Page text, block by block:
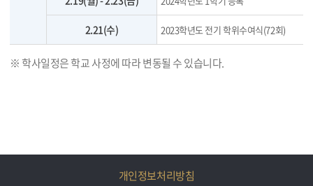
2.21(수) 2023학년도 전기 학위수여식(72회)
※ 학사일정은 학교 사정에 따라 변동될 수 있습니다.
개인정보처리방침